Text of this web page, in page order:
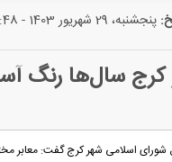
پنجشنبه، 29 شهریور 1403 - 18:48
کرج سال‌ها رنگ
شورای اسلامی شهر کرج گفت: معابر